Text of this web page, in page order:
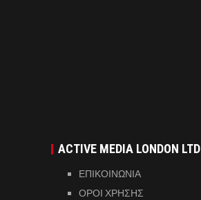
ACTIVE MEDIA LONDON LTD
ΕΠΙΚΟΙΝΩΝΙΑ
ΟΡΟΙ ΧΡΗΣΗΣ